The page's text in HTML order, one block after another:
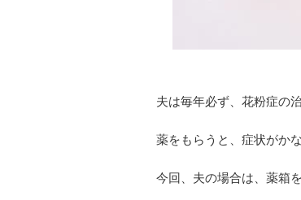
夫は毎年必ず、花粉症の
薬をもらうと、症状がか
今回、夫の場合は、薬箱